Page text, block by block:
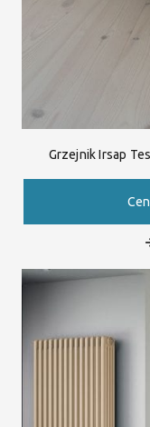
Grzejnik Irsap